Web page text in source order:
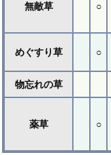
無敵草 ○
めぐすり草 ○
物忘れの草
薬草 ○